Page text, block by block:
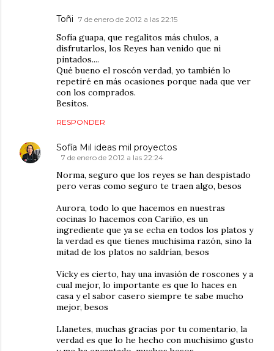
Toñi 7 de enero de 2012 a las 22:15
Sofía guapa, que regalitos más chulos, a
disfrutarlos, los Reyes han venido que ni
pintados....
Qué bueno el roscón verdad, yo también lo
repetiré en más ocasiones porque nada que ver
con los comprados.
Besitos.
RESPONDER
Sofía Mil ideas mil proyectos
7 de enero de 2012 a las 22:24
Norma, seguro que los reyes se han despistado
pero veras como seguro te traen algo, besos
Aurora, todo lo que hacemos en nuestras
cocinas lo hacemos con Cariño, es un
ingrediente que ya se echa en todos los platos y
la verdad es que tienes muchisima razón, sino la
mitad de los platos no saldrían, besos
Vicky es cierto, hay una invasión de roscones y a
cual mejor, lo importante es que lo haces en
casa y el sabor casero siempre te sabe mucho
mejor, besos
Llanetes, muchas gracias por tu comentario, la
verdad es que lo he hecho con muchisimo gusto